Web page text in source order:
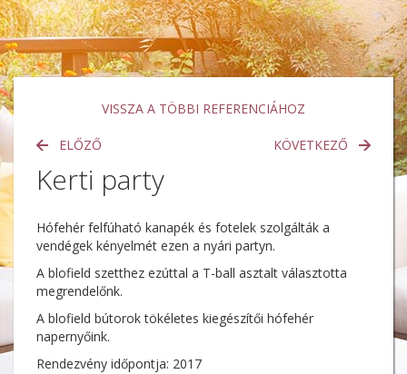
VISSZA A TÖBBI REFERENCIÁHOZ
ELŐZŐ KÖVETKEZŐ
Kerti party
Hófehér felfúható kanapék és fotelek szolgálták a
vendégek kényelmét ezen a nyári partyn.
A blofield szetthez ezúttal a T-ball asztalt választotta
megrendelőnk.
A blofield bútorok tökéletes kiegészítői hófehér
napernyőink.
Rendezvény időpontja: 2017